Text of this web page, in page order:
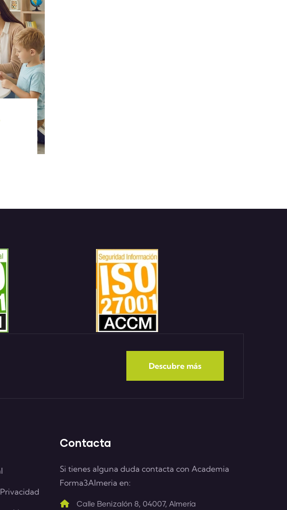
Descubre más
Contacta
Si tienes alguna duda contacta con Academia
Forma3Almeria en:
Calle Benizalón 8, 04007, Almería